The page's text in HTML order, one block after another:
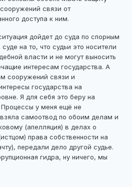
связи от
доступа к ним.
дойдет до суда по спорным
на то, что судьи это носители
власти и не могут выносить
интересам государства. А
сооружений связи и
государства на
Я для себя это беру на
у меня ещё не
взяла самоотвод по обоим делам и
(апелляция) в делах о
права собственности на
передали дело другой судье.
гидра, ну ничего, мы